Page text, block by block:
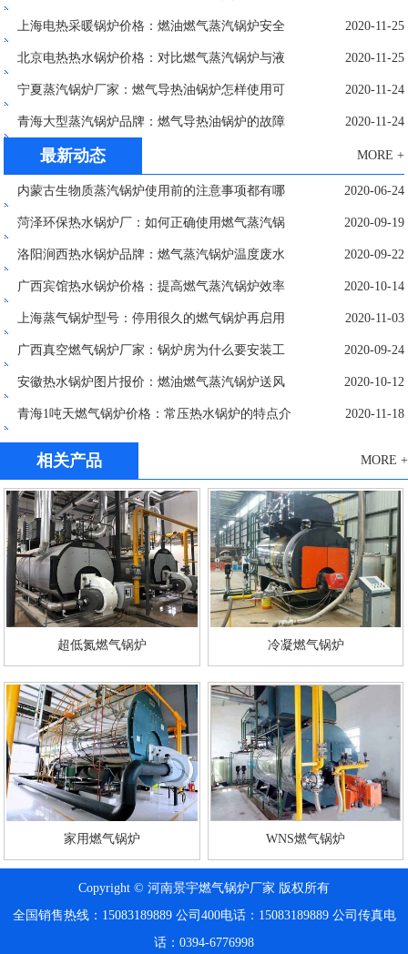
火操作的异同点
上海电热采暖锅炉价格：燃油燃气蒸汽锅炉安全
问题及预防
2020-11-25
北京电热热水锅炉价格：对比燃气蒸汽锅炉与液
化气锅炉优势和不同点
2020-11-25
宁夏蒸汽锅炉厂家：燃气导热油锅炉怎样使用可
提高热效率
2020-11-24
青海大型蒸汽锅炉品牌：燃气导热油锅炉的故障
检测及排除方法
2020-11-24
最新动态 MORE +
内蒙古生物质蒸汽锅炉使用前的注意事项都有哪
些？
2020-06-24
菏泽环保热水锅炉厂：如何正确使用燃气蒸汽锅
炉的蒸汽燃气器
2020-09-19
洛阳涧西热水锅炉品牌：燃气蒸汽锅炉温度废水
问题实验原理
2020-09-22
广西宾馆热水锅炉价格：提高燃气蒸汽锅炉效率
有哪些方法
2020-10-14
上海蒸气锅炉型号：停用很久的燃气锅炉再启用
后必须要做的4件事
2020-11-03
广西真空燃气锅炉厂家：锅炉房为什么要安装工
业防爆型燃气泄漏报警器？
2020-09-24
安徽热水锅炉图片报价：燃油燃气蒸汽锅炉送风
过程和步骤
2020-10-12
青海1吨天燃气锅炉价格：常压热水锅炉的特点介
绍
2020-11-18
相关产品 MORE +
超低氮燃气锅炉 冷凝燃气锅炉
家用燃气锅炉 WNS燃气锅炉
Copyright © 河南景宇燃气锅炉厂家 版权所有
全国销售热线：15083189889公司400电话：15083189889公司传真电
话：0394-6776998